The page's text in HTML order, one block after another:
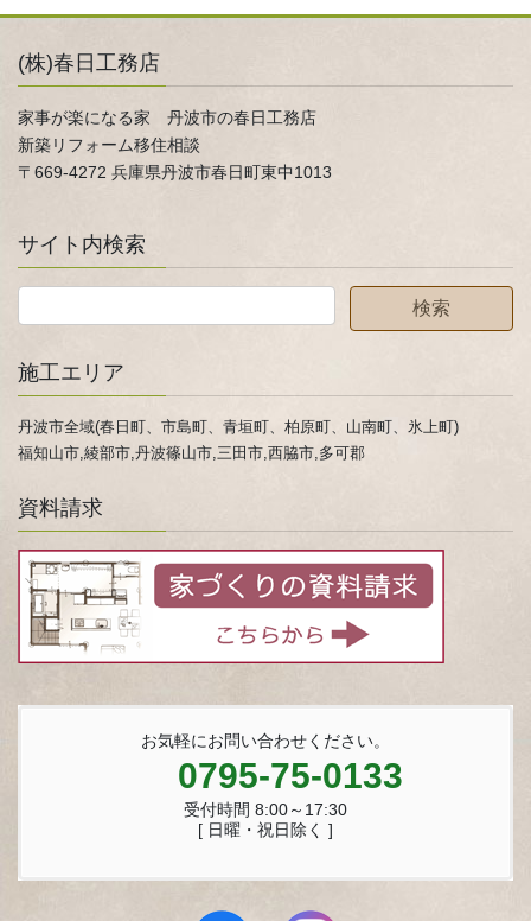
(株)春日工務店
家事が楽になる家 丹波市の春日工務店
新築リフォーム移住相談
〒669-4272 兵庫県丹波市春日町東中1013
サイト内検索
施工エリア
丹波市全域(春日町、市島町、青垣町、柏原町、山南町、氷上町)
福知山市,綾部市,丹波篠山市,三田市,西脇市,多可郡
資料請求
お気軽にお問い合わせください。
0795-75-0133
受付時間 8:00～17:30
[ 日曜・祝日除く ]